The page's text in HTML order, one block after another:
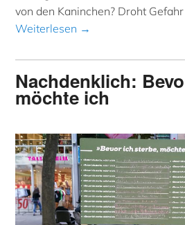
von den Kaninchen? Droht
Weiterlesen →
Nachdenklich:
möchte ich